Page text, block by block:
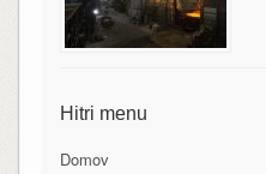
Hitri menu
Domov